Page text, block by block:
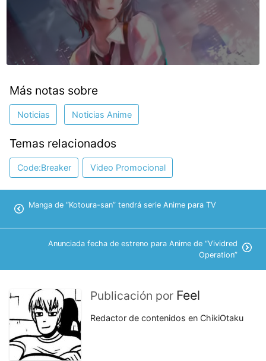
Más notas sobre
Noticias Noticias Anime
Temas relacionados
Code:Breaker Video Promocional
Manga de “Kotoura-san” tendrá serie Anime para TV
Anunciada fecha de estreno para Anime de “Vividred
Operation”
Publicación por Feel
Redactor de contenidos en ChikiOtaku